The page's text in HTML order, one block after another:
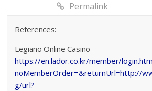
Permalink
References:
Legiano Online Casino
https://en.lador.co.kr/member/
noMemberOrder=&returnUrl=http://
g/url?